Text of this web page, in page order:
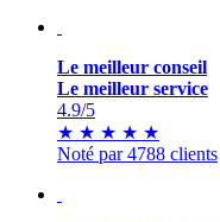
Le meilleur conseil
Le meilleur service
4.9/5
★ ★ ★ ★ ★
Noté par 4788 clients